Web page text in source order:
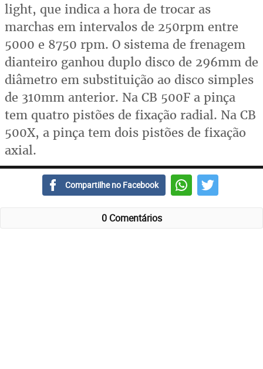
light, que indica a hora de trocar as
marchas em intervalos de 250rpm entre
5000 e 8750 rpm. O sistema de frenagem
dianteiro ganhou duplo disco de 296mm de
diâmetro em substituição ao disco simples
de 310mm anterior. Na CB 500F a pinça
tem quatro pistões de fixação radial. Na CB
500X, a pinça tem dois pistões de fixação
axial.
Compartilhe no Facebook
0 Comentários